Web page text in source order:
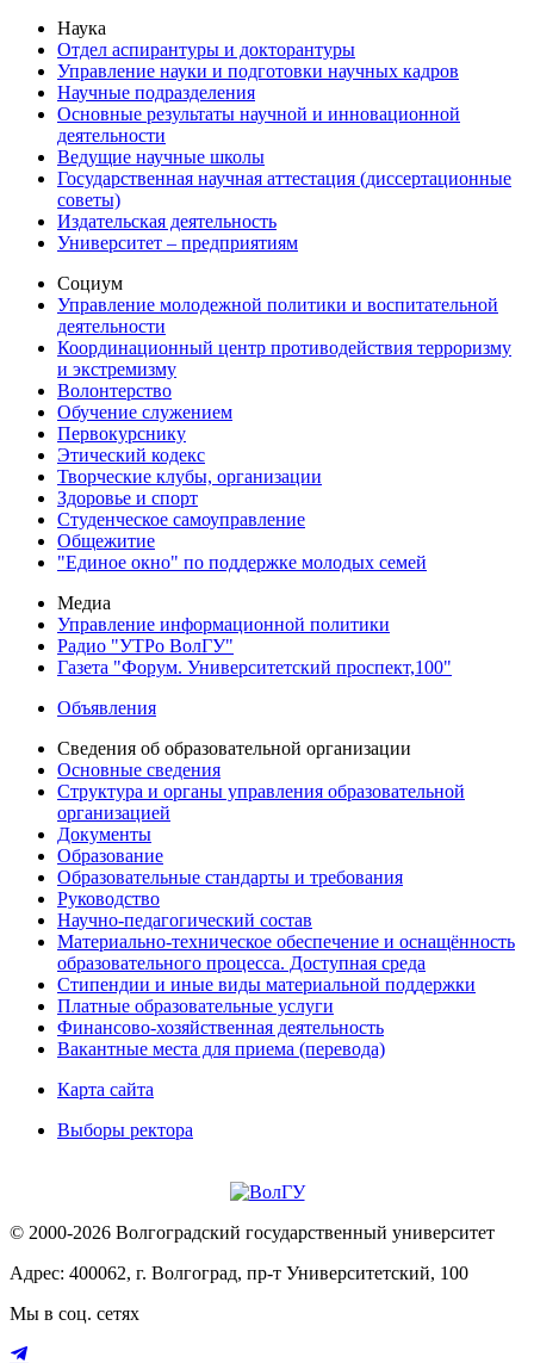
Наука
Отдел аспирантуры и докторантуры
Управление науки и подготовки научных кадров
Научные подразделения
Основные результаты научной и инновационной
деятельности
Ведущие научные школы
Государственная научная аттестация (диссертационные
советы)
Издательская деятельность
Университет – предприятиям
Социум
Управление молодежной политики и воспитательной
деятельности
Координационный центр противодействия терроризму
и экстремизму
Волонтерство
Обучение служением
Первокурснику
Этический кодекс
Творческие клубы, организации
Здоровье и спорт
Студенческое самоуправление
Общежитие
"Единое окно" по поддержке молодых семей
Медиа
Управление информационной политики
Радио "УТРо ВолГУ"
Газета "Форум. Университетский проспект,100"
Объявления
Сведения об образовательной организации
Основные сведения
Структура и органы управления образовательной
организацией
Документы
Образование
Образовательные стандарты и требования
Руководство
Научно-педагогический состав
Материально-техническое обеспечение и оснащённость
образовательного процесса. Доступная среда
Стипендии и иные виды материальной поддержки
Платные образовательные услуги
Финансово-хозяйственная деятельность
Вакантные места для приема (перевода)
Карта сайта
Выборы ректора
© 2000-2026 Волгоградский государственный университет
Адрес: 400062, г. Волгоград, пр-т Университетский, 100
Мы в соц. сетях